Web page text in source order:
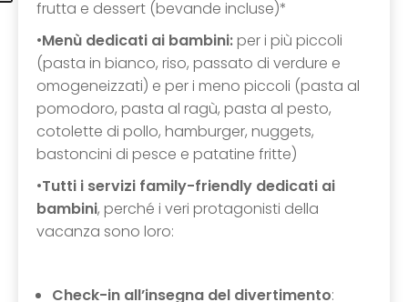
frutta e dessert (bevande incluse)*
•Menù dedicati ai bambini:per i più piccoli
(pasta in bianco, riso, passato di verdure e
omogeneizzati) e per i meno piccoli (pasta al
pomodoro, pasta al ragù, pasta al pesto,
cotolette di pollo, hamburger, nuggets,
bastoncini di pesce e patatine fritte)
•Tutti i servizi family-friendly dedicati ai
bambini, perché i veri protagonisti della
vacanza sono loro:
Check-in all’insegna del divertimento: